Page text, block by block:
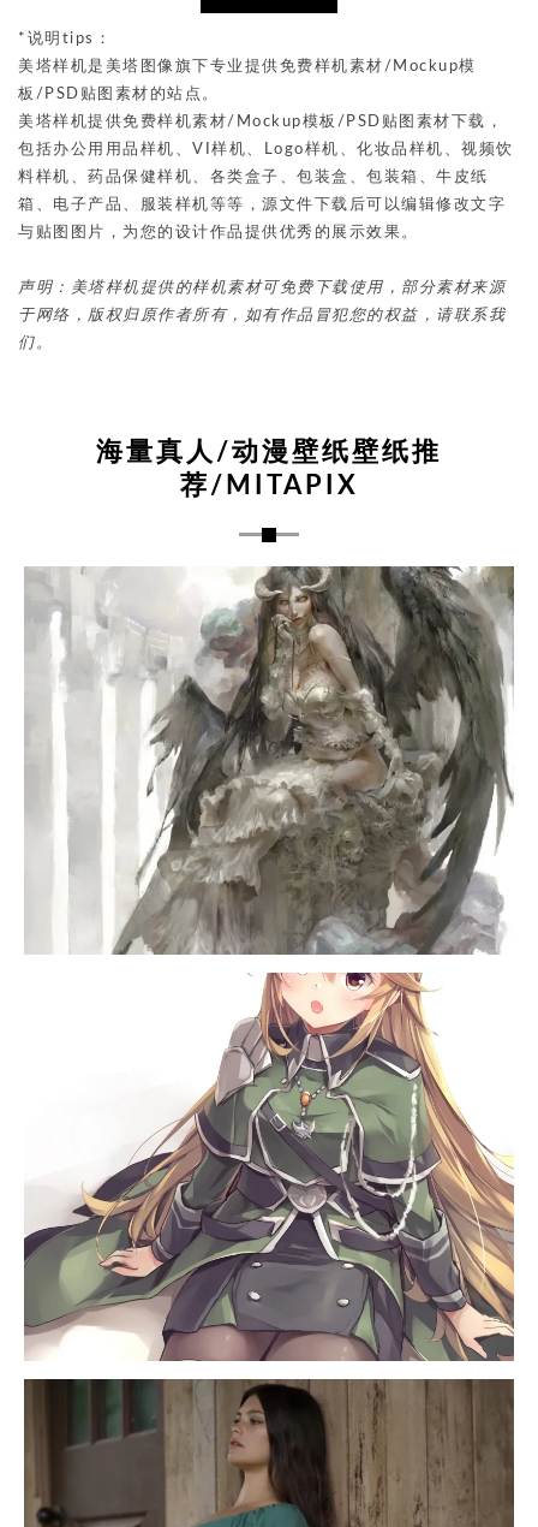
*说明tips：
美塔样机是美塔图像旗下专业提供免费样机素材/Mockup模
板/PSD贴图素材的站点。
美塔样机提供免费样机素材/Mockup模板/PSD贴图素材下载，
包括办公用用品样机、VI样机、Logo样机、化妆品样机、视频饮
料样机、药品保健样机、各类盒子、包装盒、包装箱、牛皮纸
箱、电子产品、服装样机等等，源文件下载后可以编辑修改文字
与贴图图片，为您的设计作品提供优秀的展示效果。
声明：美塔样机提供的样机素材可免费下载使用，部分素材来源
于网络，版权归原作者所有，如有作品冒犯您的权益，请联系我
们。
海量真人/动漫壁纸壁纸推
荐/MITAPIX